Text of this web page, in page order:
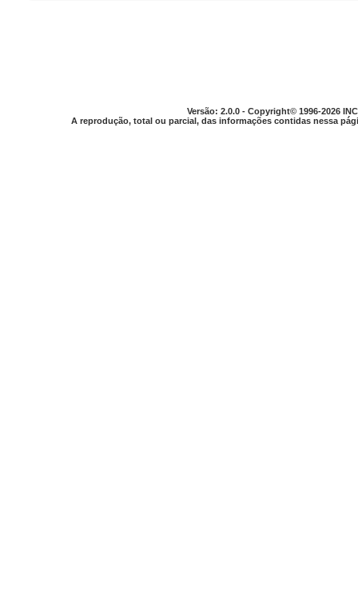
Versão: 2.0.0 - Copyright© 1996-2026
A reprodução, total ou parcial, das informações contidas nessa